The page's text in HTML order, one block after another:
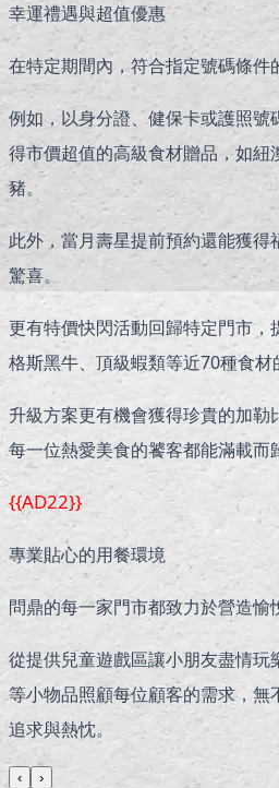
幸運禮遇與超值優惠
在特定期間內，符合指定號碼條件
例如，以身分證、健保卡或護照號
得市價超值的高級食材贈品，如紐
豬。
此外，當月壽星提前預約還能獲
驚喜。
更有特價快閃活動回歸特定門市
格斯黑牛、頂級蝦類等近70種食材
升級方案更有機會獲得珍貴的加
每一位熱愛美食的饕客都能滿載而
{{AD22}}
專業貼心的用餐環境
問鼎的每一家門市都致力於營造愉
從提供兒童遊戲區讓小朋友盡情玩
等小物品照顧每位顧客的需求，無
追求與熱忱。
‹ ›